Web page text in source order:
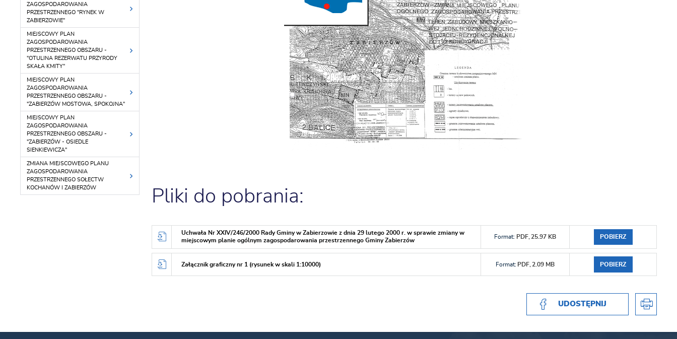
ZAGOSPODAROWANIA
PRZESTRZENNEGO "RYNEK W
ZABIERZOWIE"
MIEJSCOWY PLAN
ZAGOSPODAROWANIA
PRZESTRZENNEGO OBSZARU -
"OTULINA REZERWATU PRZYRODY
SKAŁA KMITY"
MIEJSCOWY PLAN
ZAGOSPODAROWANIA
PRZESTRZENNEGO OBSZARU -
"ZABIERZÓW MOSTOWA, SPOKOJNA"
MIEJSCOWY PLAN
ZAGOSPODAROWANIA
PRZESTRZENNEGO OBSZARU -
"ZABIERZÓW - OSIEDLE
SIENKIEWICZA"
ZMIANA MIEJSCOWEGO PLANU
ZAGOSPODAROWANIA
PRZESTRZENNEGO SOŁECTW
KOCHANÓW I ZABIERZÓW
Pliki do pobrania:
Uchwała Nr XXIV/246/2000 Rady Gminy w Zabierzowie z dnia 29 lutego 2000 r. w sprawie zmiany w
miejscowym planie ogólnym zagospodarowania przestrzennego Gminy Zabierzów
Format: PDF, 25.97 KB POBIERZ
Załącznik graficzny nr 1 (rysunek w skali 1:10000) Format: PDF, 2.09 MB POBIERZ
UDOSTĘPNIJ